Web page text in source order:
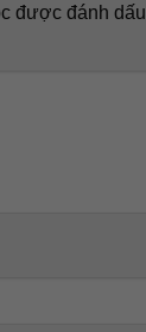
được đánh dấu